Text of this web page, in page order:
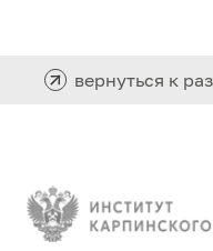
вернуться к